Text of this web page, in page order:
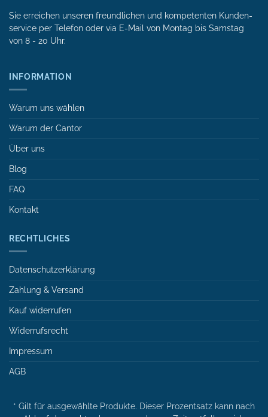
Sie erreichen unseren freundlichen und kompetenten Kunden­
service per Tele­fon oder via E-Mail von Mon­tag bis Samstag
von 8 - 20 Uhr.
INFORMATION
Warum uns wählen
Warum der Cantor
Über uns
Blog
FAQ
Kontakt
RECHTLICHES
Datenschutzerklärung
Zahlung & Versand
Kauf widerrufen
Widerrufsrecht
Impressum
AGB
* Gilt für ausgewählte Produkte. Dieser Prozentsatz kann nach